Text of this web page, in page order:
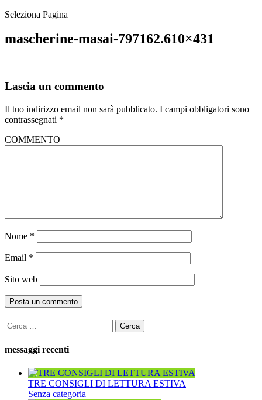
Seleziona Pagina
mascherine-masai-797162.610×431
Lascia un commento
Il tuo indirizzo email non sarà pubblicato. I campi obbligatori sono
contrassegnati *
COMMENTO
Nome *
Email *
Sito web
Ricerca
per:
messaggi recenti
TRE CONSIGLI DI LETTURA ESTIVA
Senza categoria